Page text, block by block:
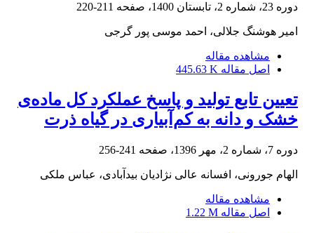
دوره 23، شماره 2، تابستان 1400، صفحه 211-220
امیر هوشنگ جلالی، احمد موسی پور گرجی
مشاهده مقاله
اصل مقاله 445.63 K
تعیین تابع تولید و پاسخ عملکرد کل ماده‌ی
خشک و دانه به کم‌آبیاری در گیاه ذرت
دوره 7، شماره 2، مهر 1396، صفحه 241-256
الهام جورونی، افسانه عالی نژادیان بیدآبادی، عباس ملکی
مشاهده مقاله
اصل مقاله 1.22 M